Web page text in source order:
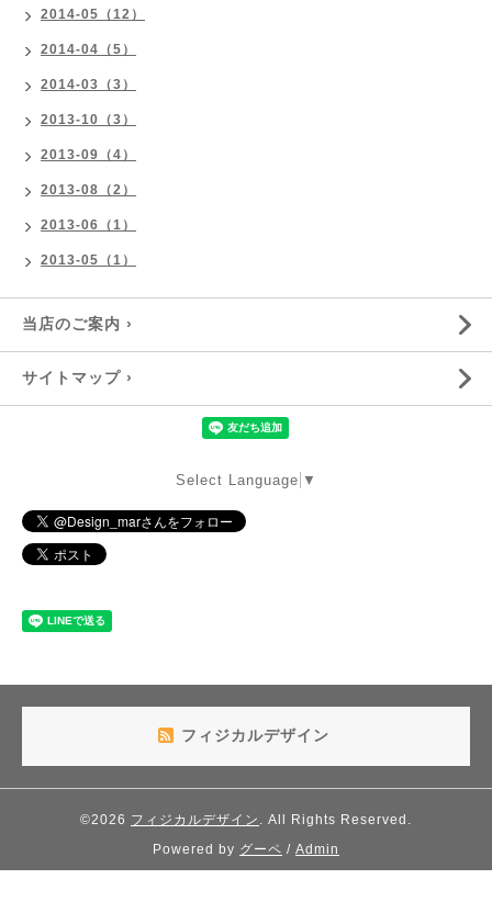
2014-05（12）
2014-04（5）
2014-03（3）
2013-10（3）
2013-09（4）
2013-08（2）
2013-06（1）
2013-05（1）
当店のご案内 ›
サイトマップ ›
Select Language ▼
フィジカルデザイン
©2026 フィジカルデザイン
. All Rights Reserved.
Powered by グーペ / Admin